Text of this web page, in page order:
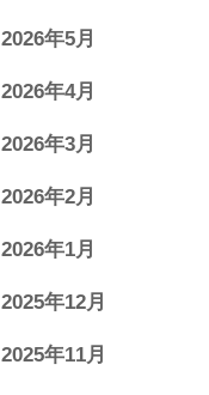
2026年5月
2026年4月
2026年3月
2026年2月
2026年1月
2025年12月
2025年11月